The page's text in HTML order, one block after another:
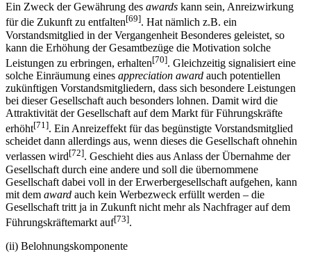
Ein Zweck der Gewährung des awards kann sein, Anreizwirkung
für die Zukunft zu entfalten[69]. Hat nämlich z.B. ein
Vorstandsmitglied in der Vergangenheit Besonderes geleistet, so
kann die Erhöhung der Gesamtbezüge die Motivation solche
Leistungen zu erbringen, erhalten[70]. Gleichzeitig signalisiert eine
solche Einräumung eines appreciation award auch potentiellen
zukünftigen Vorstandsmitgliedern, dass sich besondere Leistungen
bei dieser Gesellschaft auch besonders lohnen. Damit wird die
Attraktivität der Gesellschaft auf dem Markt für Führungskräfte
erhöht[71]. Ein Anreizeffekt für das begünstigte Vorstandsmitglied
scheidet dann allerdings aus, wenn dieses die Gesellschaft ohnehin
verlassen wird[72]. Geschieht dies aus Anlass der Übernahme der
Gesellschaft durch eine andere und soll die übernommene
Gesellschaft dabei voll in der Erwerbergesellschaft aufgehen, kann
mit dem award auch kein Werbezweck erfüllt werden – die
Gesellschaft tritt ja in Zukunft nicht mehr als Nachfrager auf dem
Führungskräftemarkt auf[73].
(ii) Belohnungskomponente